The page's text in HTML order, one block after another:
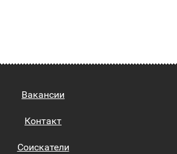
Вакансии
Контакт
Соискатели